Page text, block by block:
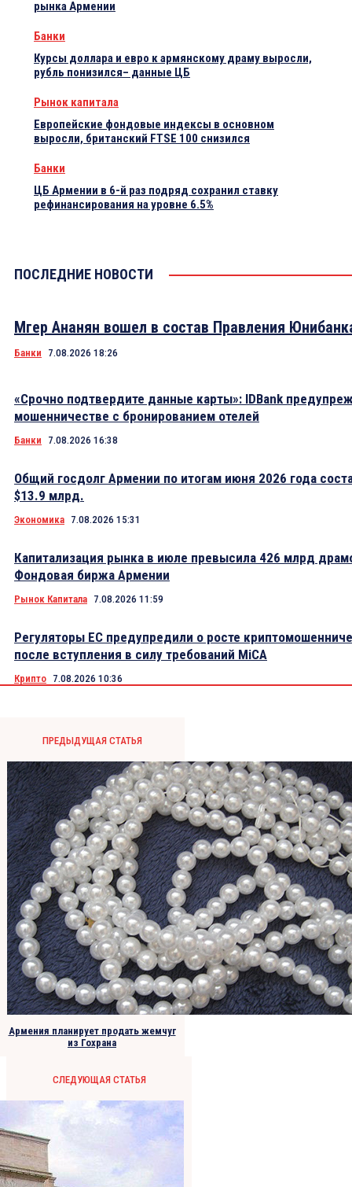
рынка Армении
Банки
Курсы доллара и евро к армянскому драму выросли,
рубль понизился– данные ЦБ
Рынок капитала
Европейские фондовые индексы в основном
выросли, британский FTSE 100 снизился
Банки
ЦБ Армении в 6-й раз подряд сохранил ставку
рефинансирования на уровне 6.5%
ПОСЛЕДНИЕ НОВОСТИ
Мгер Ананян вошел в состав Правления
Банки 7.08.2026 18:26
«Срочно подтвердите данные карты»: IDBank
мошенничестве с бронированием отелей
Банки 7.08.2026 16:38
Общий госдолг Армении по итогам июня 2026 года
$13.9 млрд.
Экономика 7.08.2026 15:31
Капитализация рынка в июле превысила 426 млрд
Фондовая биржа Армении
Рынок Капитала 7.08.2026 11:59
Регуляторы ЕС предупредили о росте
после вступления в силу требований MiCA
Крипто 7.08.2026 10:36
ПРЕДЫДУЩАЯ СТАТЬЯ
Армения планирует продать жемчуг
из Гохрана
СЛЕДУЮЩАЯ СТАТЬЯ